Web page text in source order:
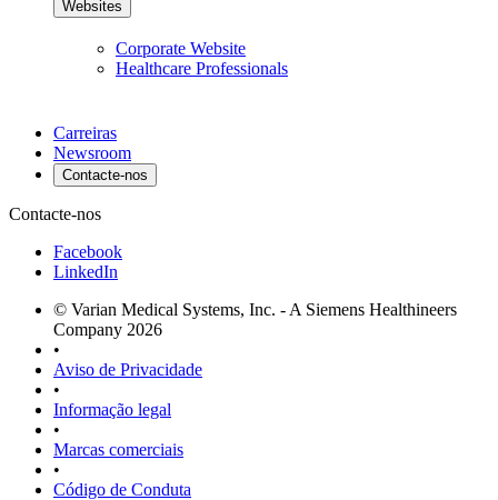
Websites
Corporate Website
Healthcare Professionals
Carreiras
Newsroom
Contacte-nos
Contacte-nos
Facebook
LinkedIn
© Varian Medical Systems, Inc. - A Siemens Healthineers
Company 2026
•
Aviso de Privacidade
•
Informação legal
•
Marcas comerciais
•
Código de Conduta